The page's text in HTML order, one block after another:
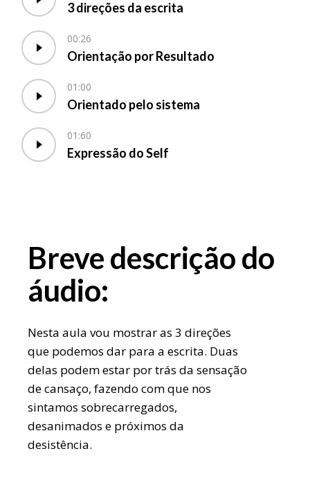
3 direções da escrita
00:26
Orientação por Resultado
01:00
Orientado pelo sistema
01:60
Expressão do Self
Breve descrição do
áudio:
Nesta aula vou mostrar as 3 direções
que podemos dar para a escrita. Duas
delas podem estar por trás da sensação
de cansaço, fazendo com que nos
sintamos sobrecarregados,
desanimados e próximos da
desistência.